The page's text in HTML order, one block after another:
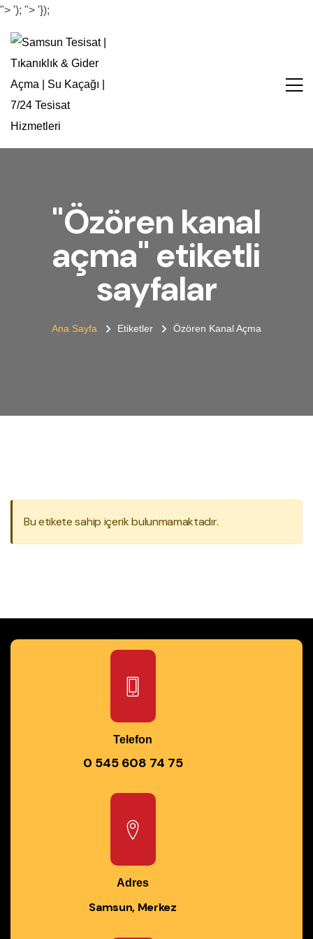
"> '); "> '});
"Özören kanal
açma" etiketli
sayfalar
Ana Sayfa Etiketler Özören Kanal Açma
Bu etikete sahip içerik bulunmamaktadır.
Telefon
0 545 608 74 75
Adres
Samsun, Merkez